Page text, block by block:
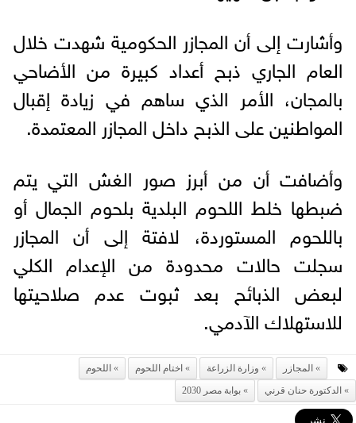
وأشارت إلى أن المجازر الحكومية شهدت خلال
العام الجاري ذبح أعداد كبيرة من الأضاحي
بالمجان، الأمر الذي ساهم في زيادة إقبال
المواطنين على الذبح داخل المجازر المعتمدة.
وأضافت أن من أبرز صور الغش التي يتم
ضبطها خلط اللحوم البلدية بلحوم الجمال أو
باللحوم المستوردة، لافتة إلى أن المجازر
سجلت حالات محدودة من الإعدام الكلي
لبعض الذبائح بعد ثبوت عدم صلاحيتها
للاستهلاك الآدمي.
المجازر وزارة الزراعة اختام اللحوم
اللحوم
الدكتورة حنان قرني
بوابة مصر 2030